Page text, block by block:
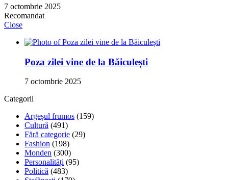
7 octombrie 2025
Recomandat
Close
Poza zilei vine de la Băiculești
7 octombrie 2025
Categorii
Argeșul frumos (159)
Cultură (491)
Fără categorie (29)
Fashion (198)
Monden (300)
Personalități (95)
Politică (483)